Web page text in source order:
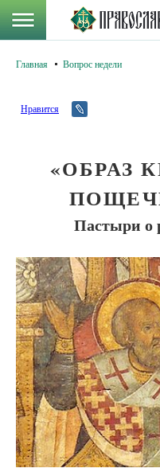
Главная Вопрос недели
Нравится
«ОБРАЗ
Пастыри о